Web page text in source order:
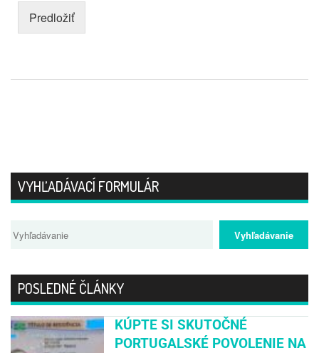
Predložiť
VYHĽADÁVACÍ FORMULÁR
POSLEDNÉ ČLÁNKY
KÚPTE SI SKUTOČNÉ
PORTUGALSKÉ POVOLENIE NA